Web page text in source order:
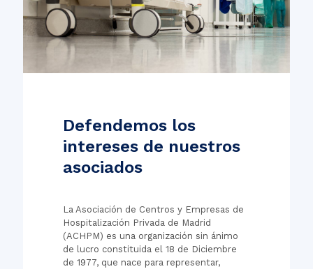
Defendemos los
intereses de nuestros
asociados
La Asociación de Centros y Empresas de
Hospitalización Privada de Madrid
(ACHPM) es una organización sin ánimo
de lucro constituida el 18 de Diciembre
de 1977, que nace para representar,